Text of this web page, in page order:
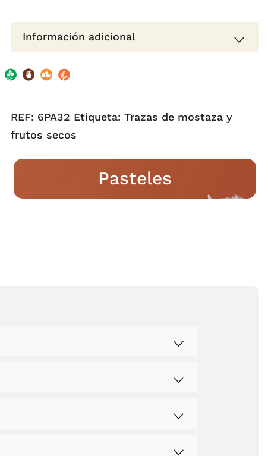
Información adicional
REF: 6PA32 Etiqueta: Trazas de mostaza y
frutos secos
Pasteles